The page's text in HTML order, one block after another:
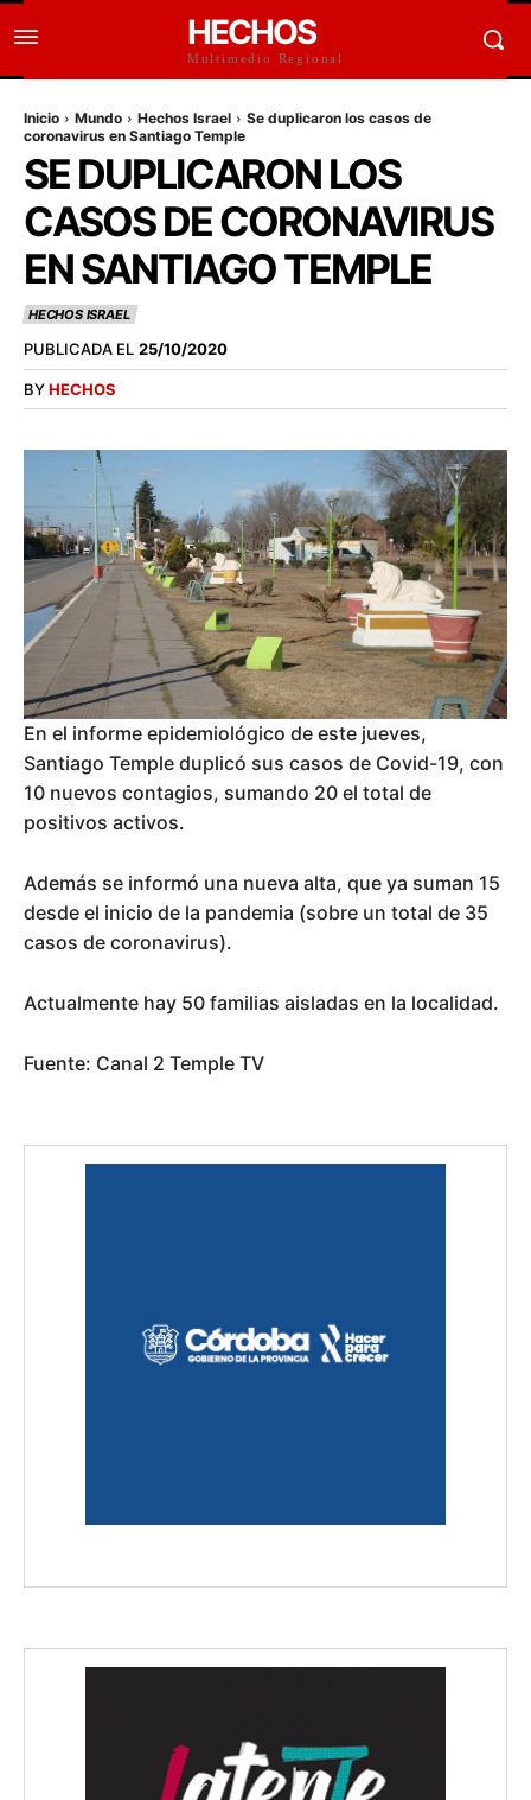
HECHOS
Multimedio Regional
Inicio Mundo Hechos Israel
Se duplicaron los casos de
coronavirus en Santiago Temple
SE DUPLICARON LOS
CASOS DE CORONAVIRUS
EN SANTIAGO TEMPLE
HECHOS ISRAEL
PUBLICADA EL 25/10/2020
BYHECHOS
En el informe epidemiológico de este jueves,
Santiago Temple duplicó sus casos de Covid-19, con
10 nuevos contagios, sumando 20 el total de
positivos activos.
Además se informó una nueva alta, que ya suman 15
desde el inicio de la pandemia (sobre un total de 35
casos de coronavirus).
Actualmente hay 50 familias aisladas en la localidad.
Fuente: Canal 2 Temple TV